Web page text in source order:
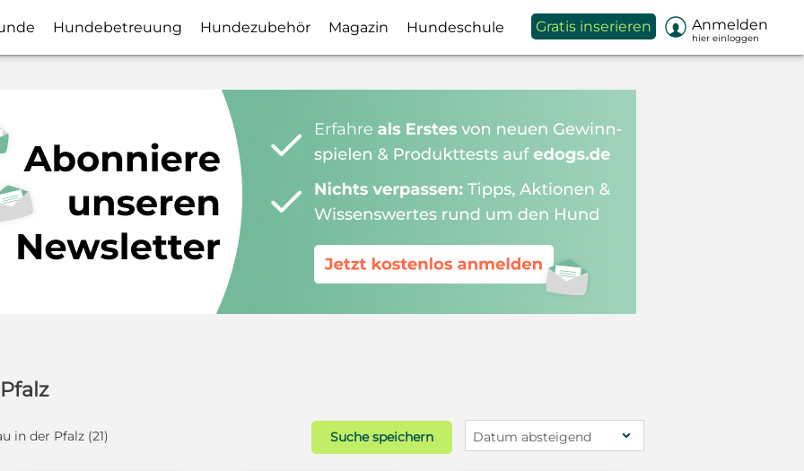
Hundebetreuung Hundezubehör Magazin Hundeschule Gratis inserieren  Anmelden
hier einloggen
in der Pfalz (21) Suche speichern Datum absteigend